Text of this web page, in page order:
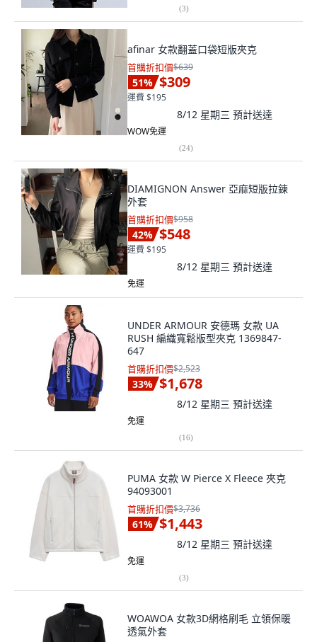
(3)
afinar 女款翻蓋口袋短版夾克
首購折扣價$639
51% $309
運費 $195
8/12 星期三 預計送達
WOW免運
(24)
DIAMIGNON Answer 亞麻短版拉鍊
外套
首購折扣價$958
42% $548
運費 $195
8/12 星期三 預計送達
免運
UNDER ARMOUR 安德瑪 女款 UA
RUSH 編織寬鬆版型夾克 1369847-
647
首購折扣價$2,523
33% $1,678
8/12 星期三 預計送達
免運
(16)
PUMA 女款 W Pierce X Fleece 夾克
94093001
首購折扣價$3,736
61% $1,443
8/12 星期三 預計送達
免運
(3)
WOAWOA 女款3D網格刷毛 立領保暖
透氣外套